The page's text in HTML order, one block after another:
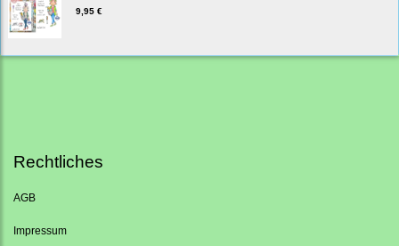
9,95 €
Rechtliches
AGB
Impressum